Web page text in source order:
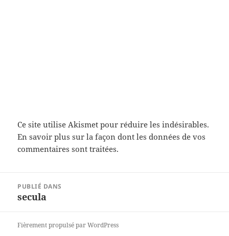
Ce site utilise Akismet pour réduire les indésirables.
En savoir plus sur la façon dont les données de vos
commentaires sont traitées.
l’article
PUBLIÉ DANS
secula
Fièrement propulsé par WordPress